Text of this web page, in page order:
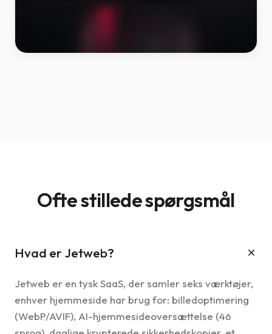
Ofte stillede spørgsmål
Hvad er Jetweb?
Jetweb er en tysk SaaS, der samler seks værktøjer,
enhver hjemmeside har brug for: billedoptimering
(WebP/AVIF), AI-hjemmesideoversættelse (46